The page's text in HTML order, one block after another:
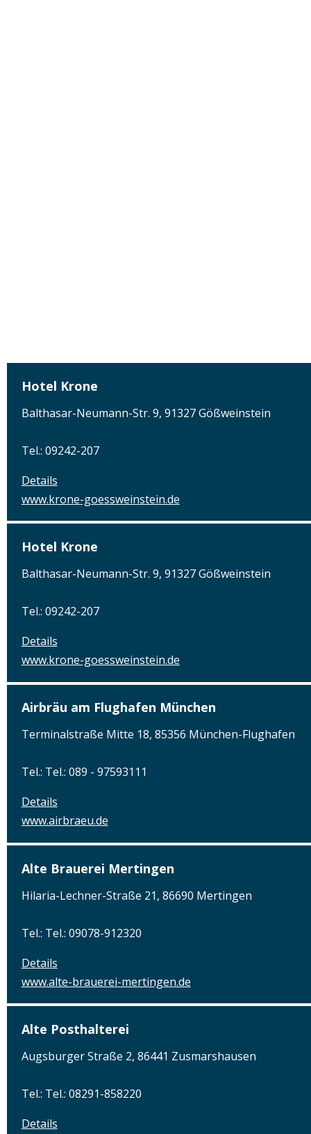
Hotel Krone
Balthasar-Neumann-Str. 9, 91327 Gößweinstein
Tel.: 09242-207
Details
www.krone-goessweinstein.de
Hotel Krone
Balthasar-Neumann-Str. 9, 91327 Gößweinstein
Tel.: 09242-207
Details
www.krone-goessweinstein.de
Airbräu am Flughafen München
Terminalstraße Mitte 18, 85356 München-Flughafen
Tel.: Tel.: 089 - 97593111
Details
www.airbraeu.de
Alte Brauerei Mertingen
Hilaria-Lechner-Straße 21, 86690 Mertingen
Tel.: Tel.: 09078-912320
Details
www.alte-brauerei-mertingen.de
Alte Posthalterei
Augsburger Straße 2, 86441 Zusmarshausen
Tel.: Tel.: 08291-858220
Details